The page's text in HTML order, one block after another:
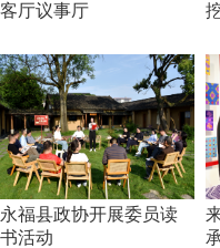
客厅议事厅
永福县政协开展委员读
书活动